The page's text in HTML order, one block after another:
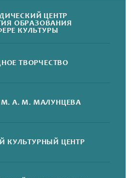
ЦЕНТР
ОБРАЗОВАНИЯ
КУЛЬТУРЫ
ТВОРЧЕСТВО
А. М. МАЛУНЦЕВА
КУЛЬТУРНЫЙ ЦЕНТР